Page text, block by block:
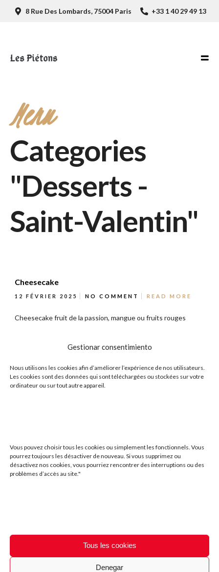
Gestionar consentimiento
Nous utilisons les cookies afin d’améliorer l’expérience de nos utilisateurs.
Les cookies sont des données qui sont téléchargées ou stockées sur votre
ordinateur ou sur tout autre appareil.
Vous pouvez choisir tous les cookies ou simplement les fonctionnels. Vous
pourrez toujours les désactiver de nouveau. Si vous supprimez ou
désactivez nos cookies, vous pourriez rencontrer des interruptions ou des
problèmes d’accès au site."
Tous les cookies
Denegar
8 Rue Des Lombards, 75004 Paris +33 1 40 29 49 13
Menu
Categories
"Desserts -
Saint-Valentin"
Cheesecake
12 FÉVRIER 2025 NO COMMENT READ MORE
Cheesecake fruit de la passion, mangue ou fruits rouges
Tiramisu café ou citron